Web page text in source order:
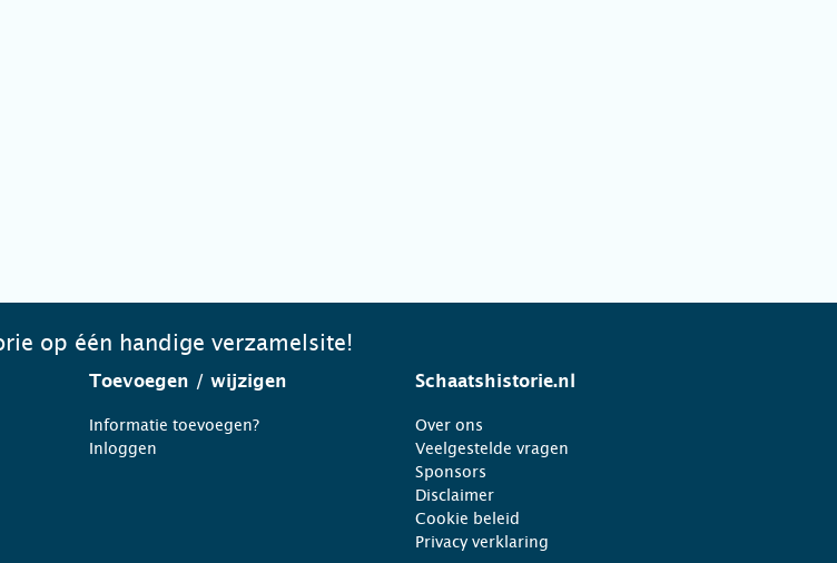
op één handige verzamelsite!
Toevoegen / wijzigen
Informatie toevoegen?
Inloggen
Schaatshistorie.nl
Over ons
Veelgestelde vragen
Sponsors
Disclaimer
Cookie beleid
Privacy verklaring